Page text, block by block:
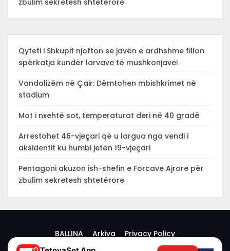
Qyteti i Shkupit njofton se javën e ardhshme fillon
spërkatja kundër larvave të mushkonjave!
Vandalizëm në Çair: Dëmtohen mbishkrimet në
stadium
Mot i nxehtë sot, temperaturat deri në 40 gradë
Arrestohet 46-vjeçari që u largua nga vendi i
aksidentit ku humbi jetën 19-vjeçari
Pentagoni akuzon ish-shefin e Forcave Ajrore për
zbulim sekretesh shtetërore
BALLINA Arkiva Privacy Policy